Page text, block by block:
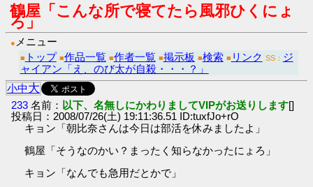
鶴屋「こんな所で寝てたら風邪ひくにょ
ろ」
● メニュー
■ トップ ■作品一覧 ■作者一覧 ■掲示板 ■検索 ■ リンク SS： ジ
ャイアン「え、のび太が自殺・・・？」
小中大
233 名前： 以下、名無しにかわりましてVIPがお送りします[]
投稿日：2008/07/26(土) 19:11:36.51 ID:tuxfJo+rO
キョン「朝比奈さんは今日は部活を休みましたよ」
鶴屋「そうなのかい？まったく知らなかったにょろ」
キョン「なんでも急用だとかで」